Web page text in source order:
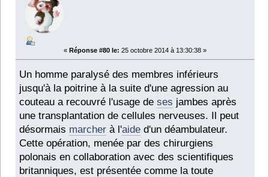
« Réponse #80 le: 25 octobre 2014 à 13:30:38 »
Un homme paralysé des membres inférieurs
jusqu'à la poitrine à la suite d'une agression au
couteau a recouvré l'usage deses jambes après
une transplantation de cellules nerveuses. Il peut
désormais marcher à l'aide d'un déambulateur.
Cette opération, menée par des chirurgiens
polonais en collaboration avec des scientifiques
britanniques, est présentée comme la toute